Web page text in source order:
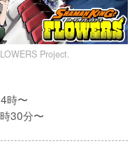
Project.
時〜
30分〜